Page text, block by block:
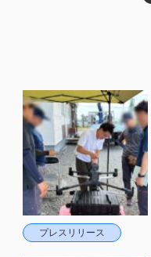
プレスリリース